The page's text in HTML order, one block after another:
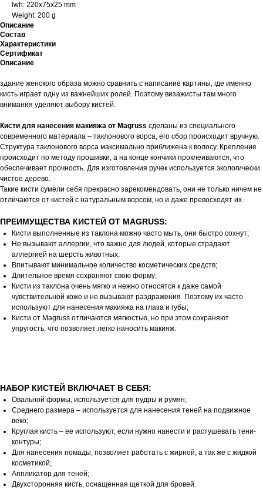
lwh: 220x75x25 mm
Weight: 200 g
Описание
Состав
Характеристики
Сертификат
Описание
здание женского образа можно сравнить с написание картины, где именно
кисть играет одну из важнейших ролей. Поэтому визажисты там много
внимания уделяют выбору кистей.
Кисти для нанесения макияжа от Magruss сделаны из специального
современного материала – таклонового ворса, его сбор происходит вручную.
Структура таклонового ворса максимально приближена к волосу. Крепление
происходит по методу прошивки, а на конце кончики проклеиваются, что
обеспечивает прочность. Для изготовления ручек используется экологически
чистое дерево.
Такие кисти сумели себя прекрасно зарекомендовать, они не только ничем не
отличаются от кистей с натуральным ворсом, но и даже превосходят их.
ПРЕИМУЩЕСТВА КИСТЕЙ ОТ MAGRUSS:
Кисти выполненные из таклона можно часто мыть, они быстро сохнут;
Не вызывают аллергии, что важно для людей, которые страдают
аллергией на шерсть животных;
Впитывают минимальное количество косметических средств;
Длительное время сохраняют свою форму;
Кисти из таклона очень мягко и нежно относятся к даже самой
чувствительной коже и не вызывают раздражения. Поэтому их часто
используют для нанесения макияжа на глаза и губы;
Кисти от Magruss отличаются мягкостью, но при этом сохраняют
упругость, что позволяет легко наносить макияж.
НАБОР КИСТЕЙ ВКЛЮЧАЕТ В СЕБЯ:
Овальной формы, используется для пудры и румян;
Среднего размера – используется для нанесения теней на подвижное
веко;
Круглая кисть – ее используют, если нужно нанести и растушевать тени-
контуры;
Для нанесения помады, позволяет работать с жирной, а так же с жидкой
косметикой;
Аппликатор для теней;
Двухсторонняя кисть, оснащенная щеткой для бровей.